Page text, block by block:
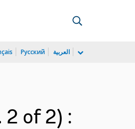
Русский العربية
of 2) :